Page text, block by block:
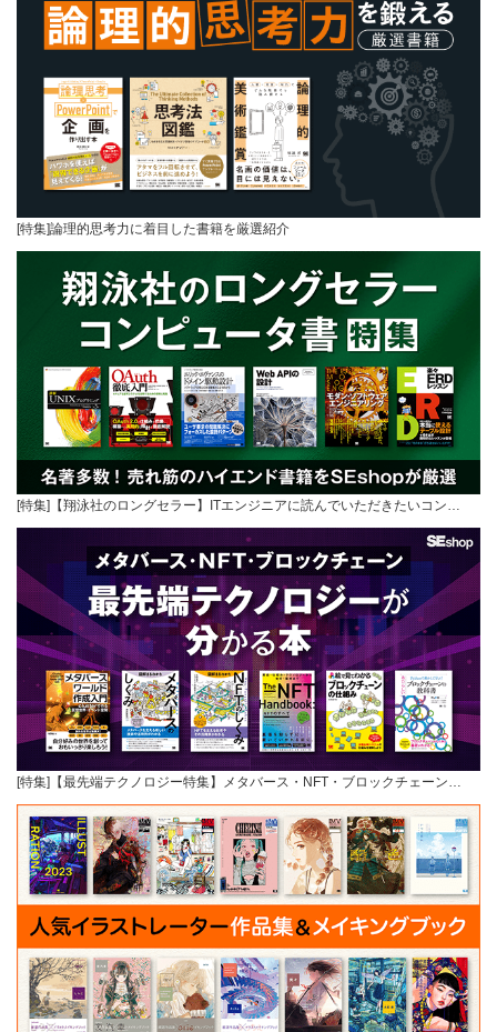
[特集]論理的思考力に着目した書籍を厳選紹介
[特集]【翔泳社のロングセラー】ITエンジニアに読んでいただきたいコン…
[特集]【最先端テクノロジー特集】メタバース・NFT・ブロックチェーン…